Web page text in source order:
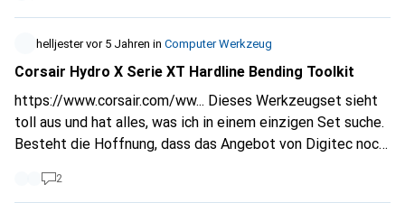
helljester vor 5 Jahren in Computer Werkzeug
Corsair Hydro X Serie XT Hardline Bending Toolkit
https://www.corsair.com/ww...
toll aus und hat alles, was ich in einem einzigen Set suche.
Besteht die Hoffnung, dass das Angebot von Digitec noch
2